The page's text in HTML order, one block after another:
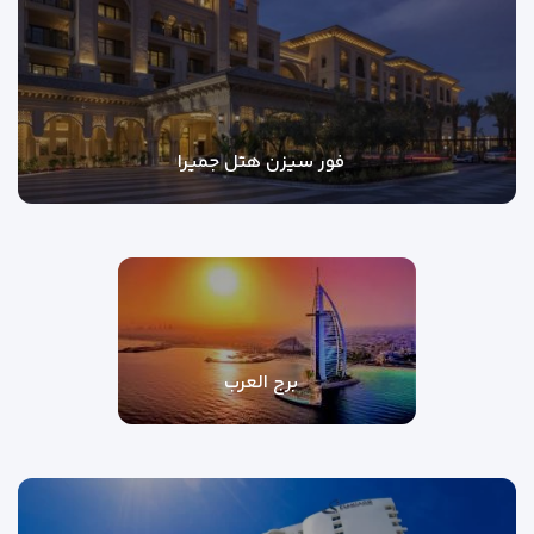
فور سیزن هتل جمیرا
برج العرب